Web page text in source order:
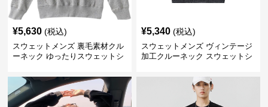
¥5,630 (税込)
スウェットメンズ 裏毛素材クル
ーネック ゆったりスウェットシ
¥5,340 (税込)
スウェットメンズ ヴィンテージ
加工クルーネック スウェットシ